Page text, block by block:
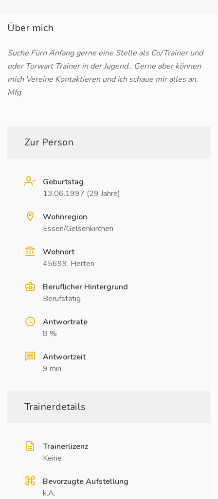
Über mich
Suche Fürn Anfang gerne eine Stelle als Co/Trainer und
oder Torwart Trainer in der Jugend.. Gerne aber können
mich Vereine Kontaktieren und ich schaue mir alles an.
Mfg
Zur Person
Geburtstag
13.06.1997 (29 Jahre)
Wohnregion
Essen/Gelsenkirchen
Wohnort
45699, Herten
Beruflicher Hintergrund
Berufstätig
Antwortrate
8 %
Antwortzeit
9 min
Trainerdetails
Trainerlizenz
Keine
Bevorzugte Aufstellung
k.A.